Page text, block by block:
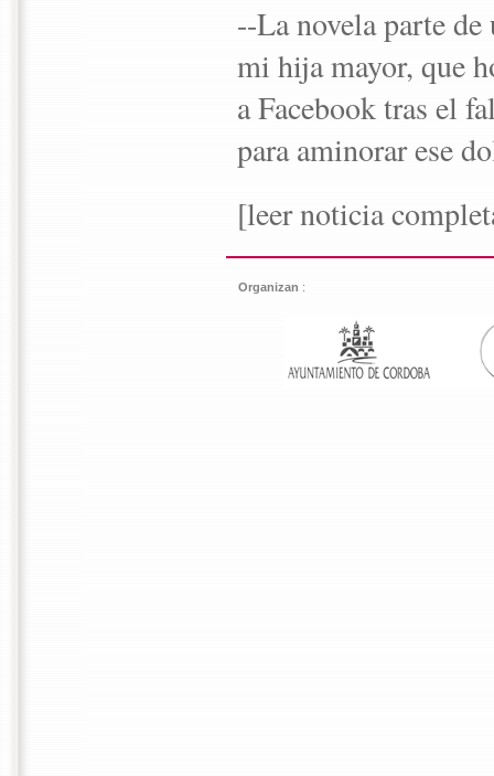
--La novela parte
mi hija mayor, que
a Facebook tras el
para aminorar ese
[leer noticia
Organizan